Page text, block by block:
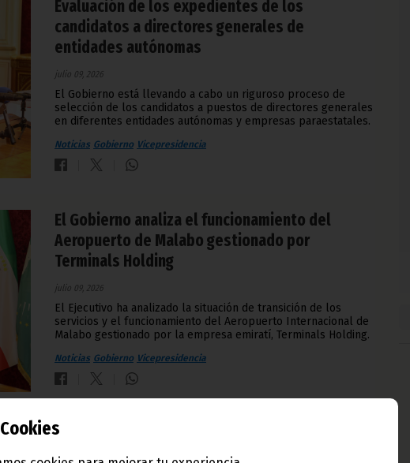
Cookies
Evaluación de los expedientes de los
candidatos a directores generales de
entidades autónomas
julio 09, 2026
El Gobierno está llevando a cabo un riguroso proceso de
selección de los candidatos a puestos de directores generales
en diferentes entidades autónomas y empresas paraestatales.
Noticias Gobierno Vicepresidencia
El Gobierno analiza el funcionamiento del
Aeropuerto de Malabo gestionado por
Terminals Holding
julio 09, 2026
El Ejecutivo ha analizado la situación de transición de los
servicios y el funcionamiento del Aeropuerto Internacional de
Malabo gestionado por la empresa emiratí, Terminals Holding.
Noticias Gobierno Vicepresidencia
Guinea Ecuatorial reafirma su compromiso con
la seguridad global en la V Cumbre de Jefes de